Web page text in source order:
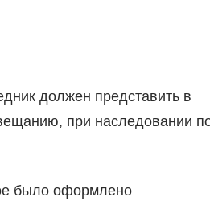
должен представить в
при наследовании
было оформлено